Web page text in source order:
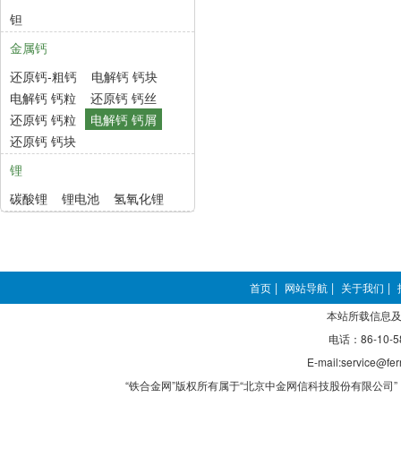
钽
金属钙
还原钙-粗钙
电解钙 钙块
电解钙 钙粒
还原钙 钙丝
还原钙 钙粒
电解钙 钙屑
还原钙 钙块
锂
碳酸锂
锂电池 氢氧化锂
首页 | 网站导航 | 关于我们 |
本站所载信息
电话：86-10-
E-
“铁合金网”版权所有属于“北京中金网信科技股份有限公司